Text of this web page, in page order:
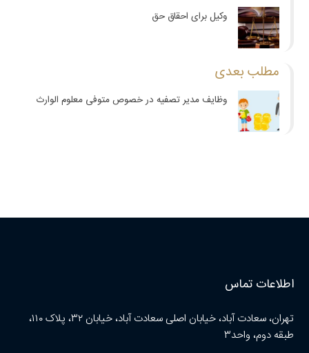
وکیل برای احقاق حق
مطلب بعدی
وظایف مدیر تصفیه در خصوص متوفی معلوم الوارث
اطلاعات تماس
تهران، سعادت آباد، خیابان اصلی سعادت آباد، خیابان ۳۲، پلاک ۱۱۰،
طبقه دوم، واحد۳